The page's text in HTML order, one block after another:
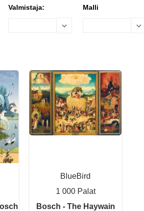
Valmistaja: Malli
BlueBird
1 000 Palat
Bosch - The Haywain